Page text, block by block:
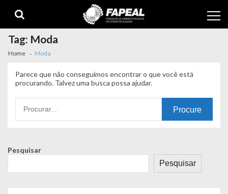
navigation
content
Tag: Moda
Home Moda
Parece que não conseguimos encontrar o que você está
procurando. Talvez uma busca possa ajudar.
por:
Pesquisar
Pesquisar